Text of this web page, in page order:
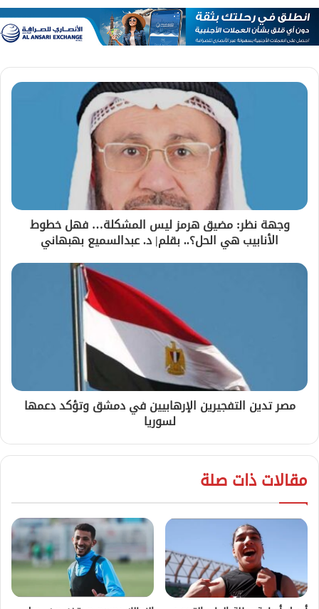
وجهة نظر: مضيق هرمز ليس المشكلة… فهل خطوط
الأنابيب هي الحل؟.. بقلم| د. عبدالسميع بهبهاني
مصر تدين التفجيرين الإرهابيين في دمشق وتؤكد دعمها
لسوريا
مقالات ذات صلة